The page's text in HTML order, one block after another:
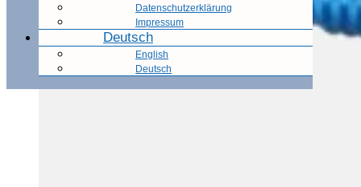
Datenschutzerklärung
Impressum
Deutsch
English
Deutsch